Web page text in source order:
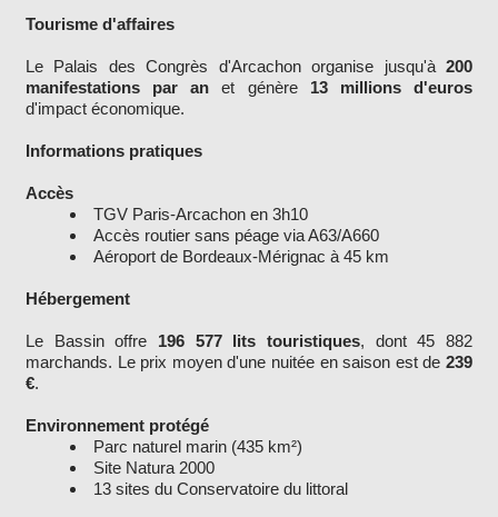
Tourisme d'affaires
Le Palais des Congrès d'Arcachon organise jusqu'à 200
manifestations par an et génère 13 millions d'euros
d'impact économique.
Informations pratiques
Accès
TGV Paris-Arcachon en 3h10
Accès routier sans péage via A63/A660
Aéroport de Bordeaux-Mérignac à 45 km
Hébergement
Le Bassin offre 196 577 lits touristiques, dont 45 882
marchands. Le prix moyen d'une nuitée en saison est de 239
€.
Environnement protégé
Parc naturel marin (435 km²)
Site Natura 2000
13 sites du Conservatoire du littoral